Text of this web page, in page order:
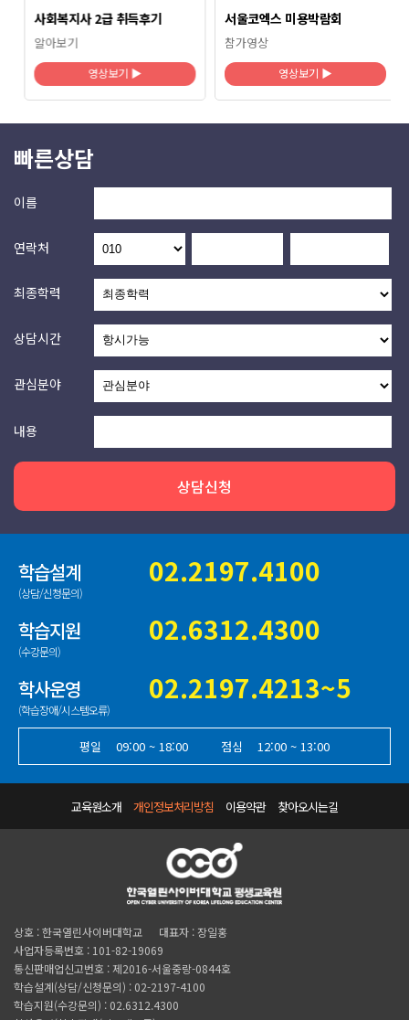
사회복지사 2급 취득후기
알아보기
영상보기 ▶
서울코엑스 미용박람회
참가영상
영상보기 ▶
빠른상담
이름
연락처
최종학력
상담시간
관심분야
내용
상담신청
학습설계
(상담/신청문의)
02.2197.4100
학습지원
(수강문의)
02.6312.4300
학사운영
(학습장애/시스템오류)
02.2197.4213~5
평일 09:00 ~ 18:00 점심 12:00 ~ 13:00
교육원소개 개인정보처리방침 이용약관 찾아오시는길
상호 : 한국열린사이버대학교
대표자 : 장일홍
사업자등록번호 : 101-82-19069
통신판매업신고번호 : 제2016-서울중랑-0844호
학습설계(상담/신청문의) : 02-2197-4100
학습지원(수강문의) : 02.6312.4300